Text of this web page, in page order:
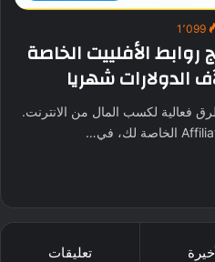
1٬099
روابط الأفلييت الخاصة
الدولارات شهريا
فعالية لكسب المال من الانترنت.
تعليقات